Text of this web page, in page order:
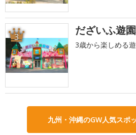
3 だざいふ遊
3歳から楽しめる
九州・沖縄のGW人気スポ